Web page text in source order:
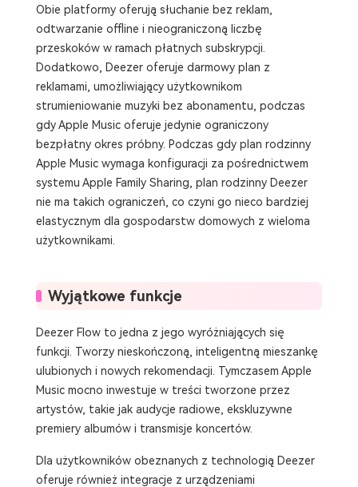
Obie platformy oferują słuchanie bez reklam,
odtwarzanie offline i nieograniczoną liczbę
przeskoków w ramach płatnych subskrypcji.
Dodatkowo, Deezer oferuje darmowy plan z
reklamami, umożliwiający użytkownikom
strumieniowanie muzyki bez abonamentu, podczas
gdy Apple Music oferuje jedynie ograniczony
bezpłatny okres próbny. Podczas gdy plan rodzinny
Apple Music wymaga konfiguracji za pośrednictwem
systemu Apple Family Sharing, plan rodzinny Deezer
nie ma takich ograniczeń, co czyni go nieco bardziej
elastycznym dla gospodarstw domowych z wieloma
użytkownikami.
Wyjątkowe funkcje
Deezer Flow to jedna z jego wyróżniających się
funkcji. Tworzy nieskończoną, inteligentną mieszankę
ulubionych i nowych rekomendacji. Tymczasem Apple
Music mocno inwestuje w treści tworzone przez
artystów, takie jak audycje radiowe, ekskluzywne
premiery albumów i transmisje koncertów.
Dla użytkowników obeznanych z technologią Deezer
oferuje również integracje z urządzeniami